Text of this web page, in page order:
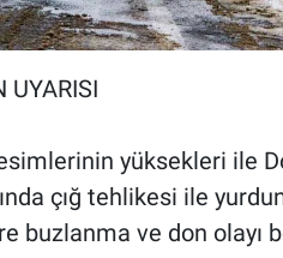
UYARISI
yüksekleri ile
çığ tehlikesi ile
buzlanma ve don olayı